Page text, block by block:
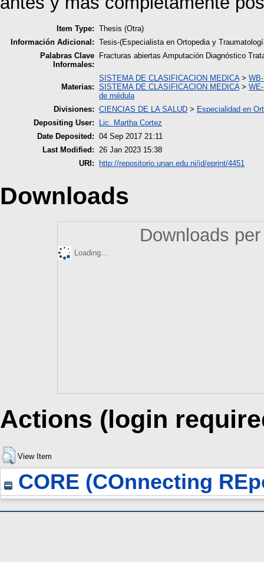
Item Type: Thesis (Otra)
Información Adicional: Tesis-(Especialista en Ortopedia y
Palabras Clave
Informales:
Fracturas abiertas Amputación Diagnóstico
Materias:
SISTEMA DE CLASIFICACION MEDICA>
SISTEMA DE CLASIFICACION MEDICA>
de médula
Divisiones: CIENCIAS DE LA SALUD > Especialidad en
Depositing User:
Lic. Martha Cortez
Date Deposited: 04 Sep 2017 21:11
Last Modified:
26 Jan 2023 15:38
URI:
http://repositorio.unan.edu.ni/id/eprint/4451
Downloads
Downloads
Loading...
Actions (login
View Item
CORE (COnnecting